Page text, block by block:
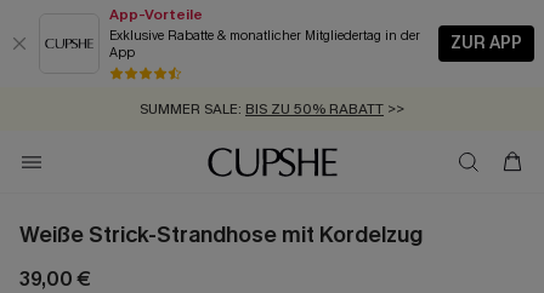
App-Vorteile
Exklusive Rabatte & monatlicher Mitgliedertag in der
App
ZUR APP
GRATIS MASSBAND MIT JEDEM SCHNELLVERSAND-ARTIKEL >>
SUMMER SALE: BIS ZU 50% RABATT >>
ZUM NEWSLETTER:BIS ZU -20% EXTRA ERHALTEN
KOSTENLOSER VERSAND AB 89 €
Weiße Strick-Strandhose mit Kordelzug
39,00 €